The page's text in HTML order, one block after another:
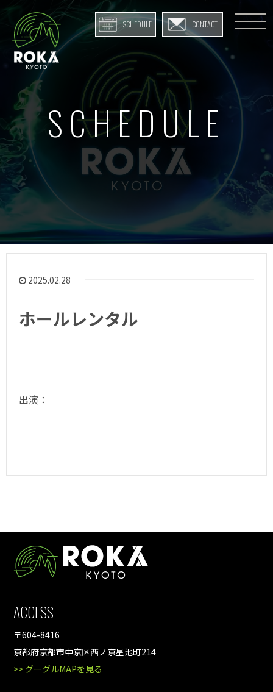
SCHEDULE CONTACT
SCHEDULE
2025.02.28
ホールレンタル
出演：
ACCESS
〒604-8416
京都府京都市中京区西ノ京星池町214
>> グーグルMAPを見る